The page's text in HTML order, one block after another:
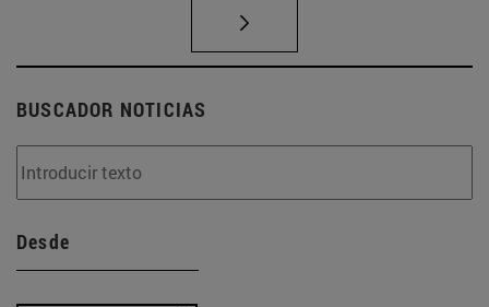
BUSCADOR NOTICIAS
Desde